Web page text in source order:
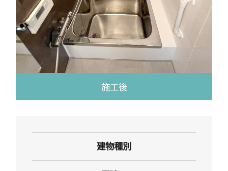
施工後
建物種別